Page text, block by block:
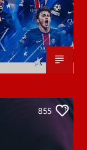
855